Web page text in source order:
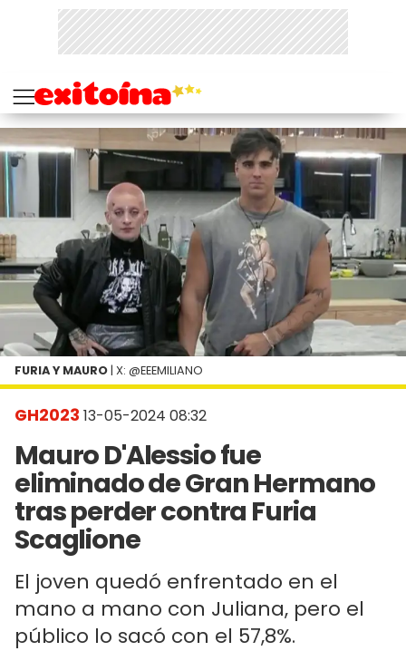
GH2023 13-05-2024 08:32
Mauro D'Alessio fue
eliminado de Gran Hermano
tras perder contra Furia
Scaglione
El joven quedó enfrentado en el
mano a mano con Juliana, pero el
público lo sacó con el 57,8%.
FURIA Y MAURO | X: @EEEMILIANO